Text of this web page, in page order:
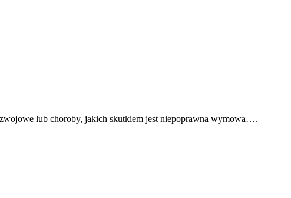
lub choroby, jakich skutkiem jest niepoprawna wymowa….